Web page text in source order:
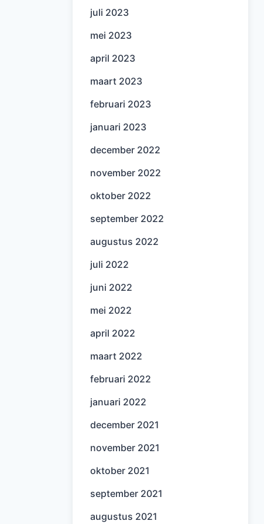
juli 2023
mei 2023
april 2023
maart 2023
februari 2023
januari 2023
december 2022
november 2022
oktober 2022
september 2022
augustus 2022
juli 2022
juni 2022
mei 2022
april 2022
maart 2022
februari 2022
januari 2022
december 2021
november 2021
oktober 2021
september 2021
augustus 2021